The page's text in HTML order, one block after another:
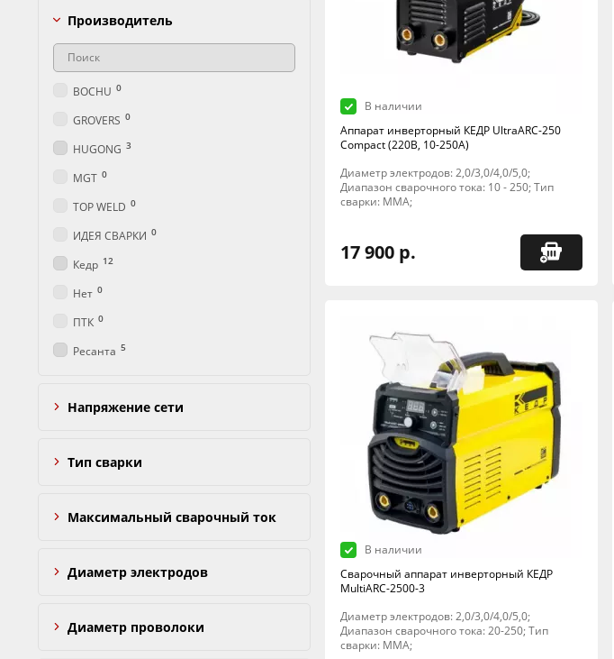
В наличии
Аппарат инверторный КЕДР UltraARC-250
Compact (220В, 10-250А)
Диаметр электродов: 2,0/3,0/4,0/5,0;
Диапазон сварочного тока: 10 - 250; Тип
сварки: MMA;
17 900 р.
В наличии
Сварочный аппарат инверторный КЕДР
MultiARC-2500-3
Диаметр электродов: 2,0/3,0/4,0/5,0;
Диапазон сварочного тока: 20-250; Тип
сварки: MMA;
Производитель
BOCHU 0
GROVERS 0
HUGONG 3
MGT 0
TOP WELD 0
ИДЕЯ СВАРКИ 0
Кедр 12
Нет 0
ПТК 0
Ресанта 5
Напряжение сети
Тип сварки
Максимальный сварочный ток
Диаметр электродов
Диаметр проволоки